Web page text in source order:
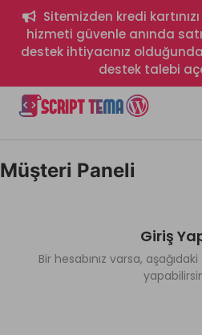
Sitemizden kredi
hizmeti güvenle anında
destek ihtiyacınız
destek talebi
Müşteri Paneli
Giriş
Bir hesabınız varsa,